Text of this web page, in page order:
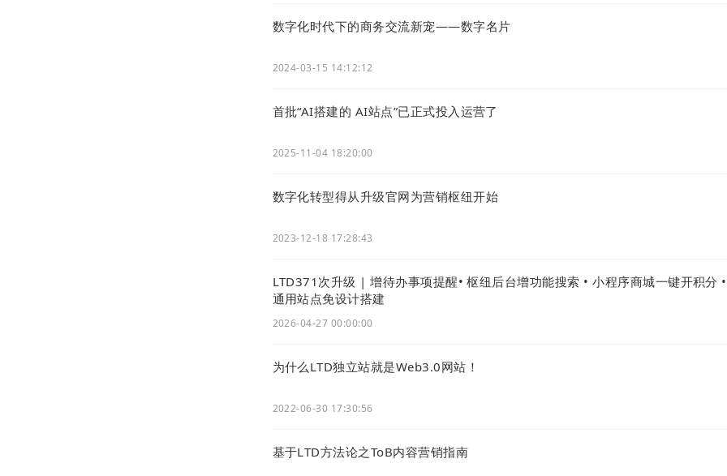
数字化时代下的商务交流新宠——数字名片
2024-03-15 14:12:12
首批“AI搭建的 AI站点”已正式投入运营了
2025-11-04 18:20:00
数字化转型得从升级官网为营销枢纽开始
2023-12-18 17:28:43
LTD371次升级 | 增待办事项提醒• 枢纽后台增功能搜索 • 小程序商城一键开积分 •
通用站点免设计搭建
2026-04-27 00:00:00
为什么LTD独立站就是Web3.0网站！
2022-06-30 17:30:56
基于LTD方法论之ToB内容营销指南